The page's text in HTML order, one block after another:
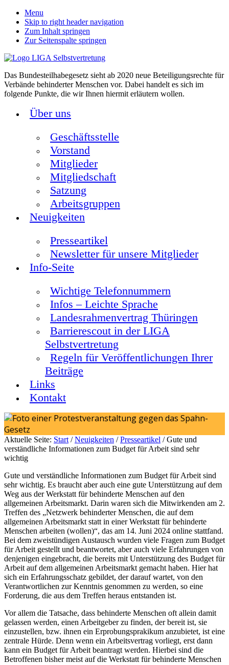
Menu
Skip to right header navigation
Zum Inhalt springen
Zur Seitenspalte springen
Das Bundesteilhabegesetz sieht ab 2020 neue Beteiligungsrechte für
Verbände behinderter Menschen vor. Dabei handelt es sich im
folgende Punkte, die wir Ihnen hiermit erläutern wollen.
Über uns
Geschäftsstelle
Vorstand
Mitglieder
Mitgliedschaft
Satzung
Arbeitsgruppen
Neuigkeiten
Presseartikel
Newsletter für unsere Mitglieder
Info-Seite
Wichtige Telefonnummern
Infos – Leichte Sprache
Landesrahmenvertrag Thüringen
Barrierescout in der LIGA
Selbstvertretung
Regeln für Veröffentlichungen Ihrer
Beiträge
Links
Kontakt
Aktuelle Seite: Start / Neuigkeiten / Presseartikel /Gute und
verständliche Informationen zum Budget für Arbeit sind sehr
wichtig
Gute und verständliche Informationen zum Budget für Arbeit sind
sehr wichtig. Es braucht aber auch eine gute Unterstützung auf dem
Weg aus der Werkstatt für behinderte Menschen auf den
allgemeinen Arbeitsmarkt. Darin waren sich die Mitwirkenden am 2.
Treffen des „Netzwerk behinderter Menschen, die auf dem
allgemeinen Arbeitsmarkt statt in einer Werkstatt für behinderte
Menschen arbeiten (wollen)“, das am 14. Juni 2024 online stattfand.
Bei dem zweistündigen Austausch wurden viele Fragen zum Budget
für Arbeit gestellt und beantwortet, aber auch viele Erfahrungen von
denjenigen eingebracht, die bereits mit Unterstützung des Budget für
Arbeit auf dem allgemeinen Arbeitsmarkt gemacht haben. Hier hat
sich ein Erfahrungsschatz gebildet, der darauf wartet, von den
Verantwortlichen zur Kenntnis genommen zu werden, so eine
Forderung, die aus dem Treffen heraus entstanden ist.
Vor allem die Tatsache, dass behinderte Menschen oft allein damit
gelassen werden, einen Arbeitgeber zu finden, der bereit ist, sie
einzustellen, bzw. ihnen ein Erprobungsprakikum anzubietet, ist eine
zentrale Hürde. Denn wenn ein Arbeitsvertrag vorliegt, erst dann
kann ein Budget für Arbeit beantragt werden. Hierbei sind die
Betroffenen bisher meist auf die Werkstatt für behinderte Menschen